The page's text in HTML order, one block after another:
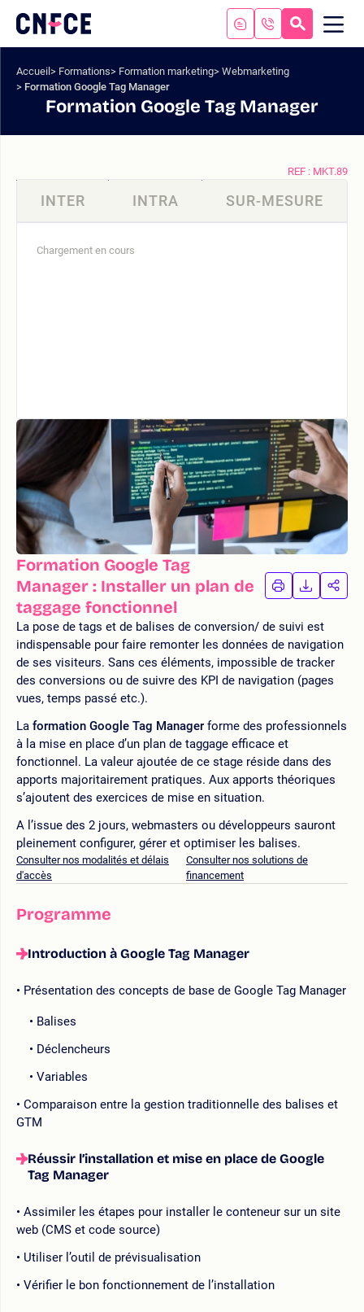
contenu
à
Logo
site
Accueil Formations Formation marketing
Webmarketing
Formation Google Tag Manager
Formation Google Tag Manager
Formation Google Tag
Manager : Installer un plan de
taggage fonctionnel
IMPRIMER
LA
LA
La pose de tags et de balises de conversion/ de suivi est
indispensable pour faire remonter les données de navigation
de ses visiteurs. Sans ces éléments, impossible de tracker
des conversions ou de suivre des KPI de navigation (pages
vues, temps passé etc.).
La formation Google Tag Manager forme des professionnels
à la mise en place d’un plan de taggage efficace et
fonctionnel. La valeur ajoutée de ce stage réside dans des
apports majoritairement pratiques. Aux apports théoriques
s’ajoutent des exercices de mise en situation.
A l’issue des 2 jours, webmasters ou développeurs sauront
pleinement configurer, gérer et optimiser les balises.
Consulter nos modalités et délais
d'accès
Consulter nos solutions de
financement
Programme
Introduction à Google Tag Manager
Présentation des concepts de base de Google Tag Manager
Balises
Déclencheurs
Variables
Comparaison entre la gestion traditionnelle des balises et
GTM
Réussir l’installation et mise en place de Google
Tag Manager
Assimiler les étapes pour installer le conteneur sur un site
web (CMS et code source)
Utiliser l’outil de prévisualisation
Vérifier le bon fonctionnement de l’installation
REF : MKT.89
INTER INTRA SUR-MESURE